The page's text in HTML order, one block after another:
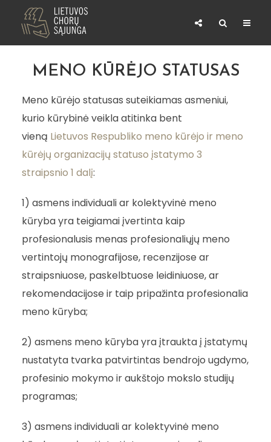
MENO KŪRĖJO STATUSAS
Meno kūrėjo statusas suteikiamas asmeniui,
kurio kūrybinė veikla atitinka bent
vieną Lietuvos Respubliko meno kūrėjo ir meno
kūrėjų organizacijų statuso įstatymo 3
straipsnio 1 dalį:
1) asmens individuali ar kolektyvinė meno
kūryba yra teigiamai įvertinta kaip
profesionalusis menas profesionaliųjų meno
vertintojų monografijose, recenzijose ar
straipsniuose, paskelbtuose leidiniuose, ar
rekomendacijose ir taip pripažinta profesionalia
meno kūryba;
2) asmens meno kūryba yra įtraukta į įstatymų
nustatyta tvarka patvirtintas bendrojo ugdymo,
profesinio mokymo ir aukštojo mokslo studijų
programas;
3) asmens individuali ar kolektyvinė meno